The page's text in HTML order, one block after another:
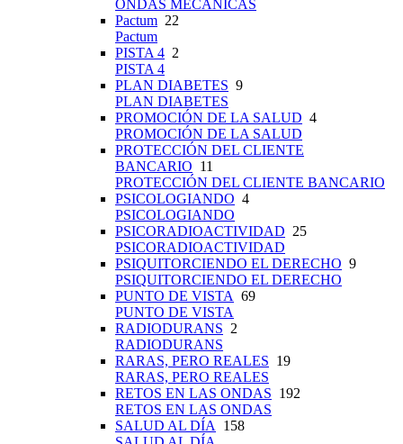
ONDAS MECÁNICAS
Pactum 22
Pactum
PISTA 4 2
PISTA 4
PLAN DIABETES 9
PLAN DIABETES
PROMOCIÓN DE LA SALUD 4
PROMOCIÓN DE LA SALUD
PROTECCIÓN DEL CLIENTE
BANCARIO 11
PROTECCIÓN DEL CLIENTE BANCARIO
PSICOLOGIANDO 4
PSICOLOGIANDO
PSICORADIOACTIVIDAD 25
PSICORADIOACTIVIDAD
PSIQUITORCIENDO EL DERECHO 9
PSIQUITORCIENDO EL DERECHO
PUNTO DE VISTA 69
PUNTO DE VISTA
RADIODURANS 2
RADIODURANS
RARAS, PERO REALES 19
RARAS, PERO REALES
RETOS EN LAS ONDAS 192
RETOS EN LAS ONDAS
SALUD AL DÍA
158